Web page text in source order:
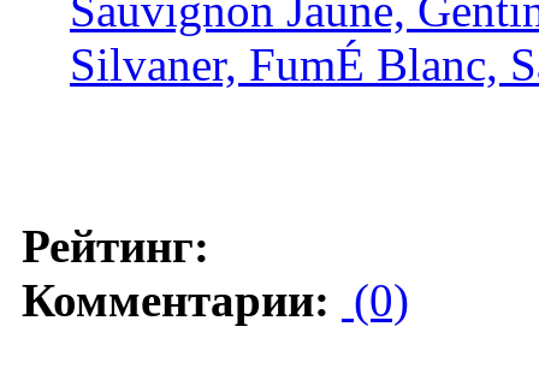
Silvaner, FumÉ Blanc,
Рейтинг:
Комментарии: (0)